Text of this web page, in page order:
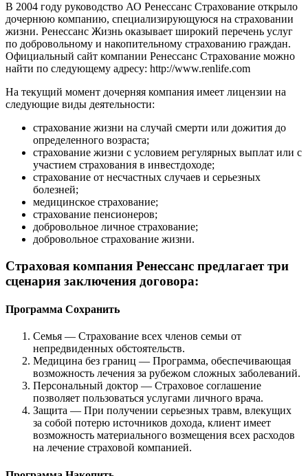
В 2004 году руководство АО Ренессанс Страхование открыло
дочернюю компанию, специализирующуюся на страховании
жизни. Ренессанс Жизнь оказывает широкий перечень услуг
по добровольному и накопительному страхованию граждан.
Официальный сайт компании Ренессанс Страхование можно
найти по следующему адресу: http://www.renlife.com
На текущий момент дочерняя компания имеет лицензии на
следующие виды деятельности:
страхование жизни на случай смерти или дожития до
определенного возраста;
страхование жизни с условием регулярных выплат или с
участием страхования в инвестдоходе;
страхование от несчастных случаев и серьезных
болезней;
медицинское страхование;
страхование пенсионеров;
добровольное личное страхование;
добровольное страхование жизни.
Страховая компания Ренессанс предлагает три
сценария заключения договора:
Программа Сохранить
Семья — Страхование всех членов семьи от
непредвиденных обстоятельств.
Медицина без границ — Программа, обеспечивающая
возможность лечения за рубежом сложных заболеваний.
Персональный доктор — Страховое соглашение
позволяет пользоваться услугами личного врача.
Защита — При получении серьезных травм, влекущих
за собой потерю источников дохода, клиент имеет
возможность материального возмещения всех расходов
на лечение страховой компанией.